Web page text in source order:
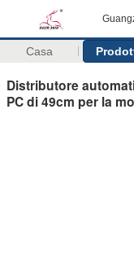
Casa
Distributore
PC di 49cm per la